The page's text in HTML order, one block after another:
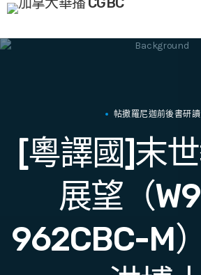
帖撒羅尼迦前後書研讀
[粵譯國]末
展望（
962CBC-M